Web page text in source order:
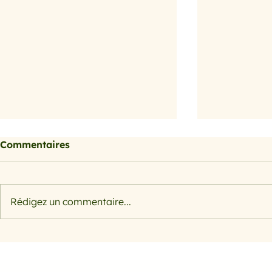
Petits farcis
Commentaires
Rédigez un commentaire...